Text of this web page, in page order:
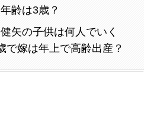
齢は3歳？
矢の子供は何人でいく
で嫁は年上で高齢出産？